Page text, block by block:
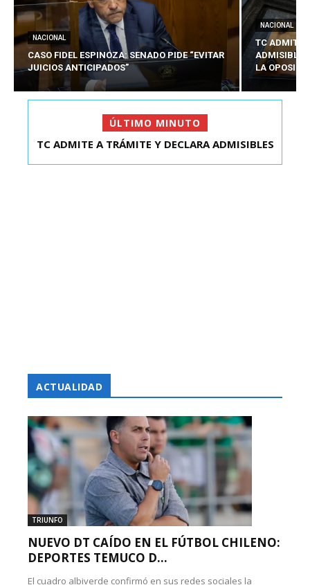
NACIONAL
CASO FIDEL ESPINOZA: SENADO PIDE “EVITAR
JUICIOS ANTICIPADOS”
NACIONAL
TC ADMITE
ADMISIBLES
LA
ÚLTIMO MINUTO
EXDIPUTADO LAVÍN SALIÓ DE CAPITÁN YÁBER
TC ADMITE A TRÁMITE Y DECLARA ADMISIBLES
ACTUALIDAD
TRIUNFO
NUEVO DT CAÍDO EN EL FÚTBOL CHILENO:
DEPORTES TEMUCO D...
El cuadro albiverde confirmó en sus redes sociales la